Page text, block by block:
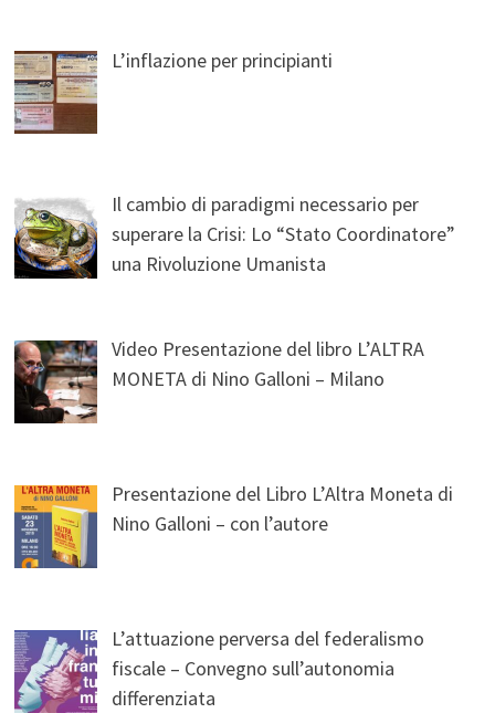
L’inflazione per principianti
Il cambio di paradigmi necessario per
superare la Crisi: Lo “Stato Coordinatore”
una Rivoluzione Umanista
Video Presentazione del libro L’ALTRA
MONETA di Nino Galloni – Milano
Presentazione del Libro L’Altra Moneta di
Nino Galloni – con l’autore
L’attuazione perversa del federalismo
fiscale – Convegno sull’autonomia
differenziata